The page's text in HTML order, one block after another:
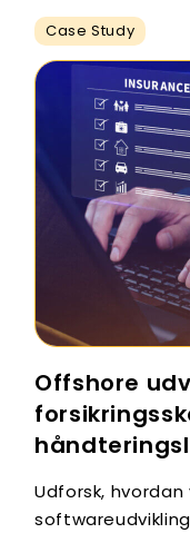
Case Study
Offshore
Udforsk,